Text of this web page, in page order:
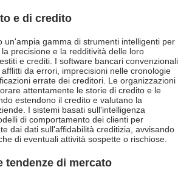
e di credito
un'ampia gamma di strumenti intelligenti per
precisione e la redditività delle loro
e crediti. I software bancari convenzionali
da errori, imprecisioni nelle cronologie
errate dei creditori. Le organizzazioni
attentamente le storie di credito e le
estendono il credito e valutano la
I sistemi basati sull'intelligenza
di comportamento dei clienti per
dai dati sull'affidabilità creditizia, avvisando
di eventuali attività sospette o rischiose.
tendenze di mercato